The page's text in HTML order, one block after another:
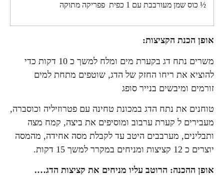
½ כוס שמן מעורבבת עם 1 כפית פפריקה מתוקה
אופן הכנת הקציצות:
משרים נתח דג בקערת מים ומלח למשך כ 10 דקות כדי
להוציא את ריחו החזק של הדג, שוטפים מתחת למים
זורמים ומיבשים בנייר סופג
טוחנים את נתח הדג במכונת טחינה עם פטרוזיליה וכוסברה,
מעבירים ל קערת ערבוב ומוסיפים את ביצה, קמח מצה
ותבלינים, מערבבים היטב עד לקבלת מסה אחידה, מהמסה
יוצרים כ 12 קציצות ומניחים במקרר למשך 15 דקות.
אופן ההכנה: הרוטב עליו מניחים את קציצות הדג….